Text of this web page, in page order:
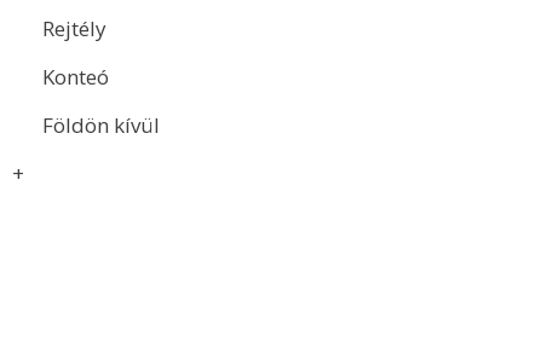
Rejtély
Konteó
Földön kívül
+